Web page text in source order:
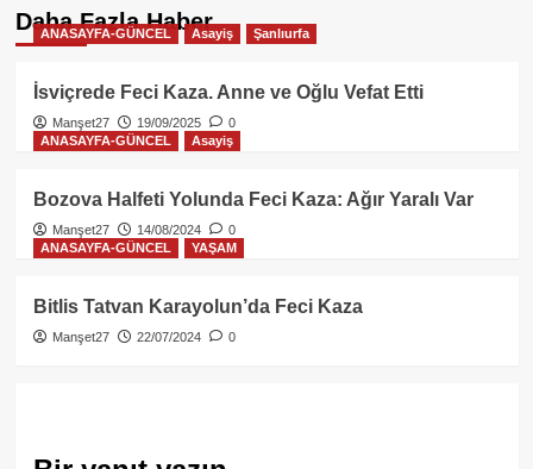
Daha Fazla Haber
ANASAYFA-GÜNCEL Asayiş Şanlıurfa
İsviçrede Feci Kaza. Anne ve Oğlu Vefat Etti
Manşet27 19/09/2025
0
ANASAYFA-GÜNCEL
Asayiş
Bozova Halfeti Yolunda Feci Kaza: Ağır Yaralı Var
Manşet27 14/08/2024
0
ANASAYFA-GÜNCEL
YAŞAM
Bitlis Tatvan Karayolun’da Feci Kaza
Manşet27 22/07/2024 0